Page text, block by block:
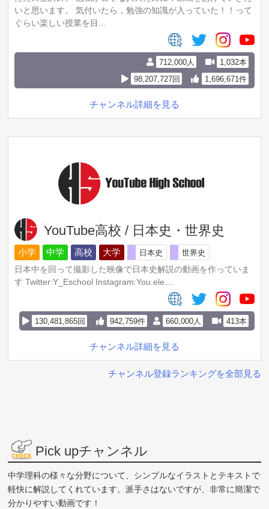
いと思います。 気付いたら，勉強の知識が入っていた！！って
ぐらい楽しい授業を目...
712,000人
1,032本
98,207,727回
1,696,671件
チャンネル詳細を見る
YouTube高校 / 日本史・世界史
小学 中学 高校 大学 日本史
世界史
日本中を回って撮影した映像で日本史解説の動画を作っていま
す Twitter:Y_Eschool Instagram:You.ele....
660,000人 413本
130,481,865回 942,759件
チャンネル詳細を見る
チャンネル登録ランキングを全部見る
Pick upチャンネル
中学理科の様々な分野について、シンプルなイラストとテキストで
軽快に解説してくれています。派手さはないですが、非常に簡潔で
分かりやすい動画です！